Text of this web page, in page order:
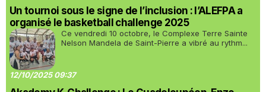
Un tournoi sous le signe de l’inclusion : l’ALEFPA a
organisé le basketball challenge 2025
Ce vendredi 10 octobre, le Complexe Terre Sainte
Nelson Mandela de Saint-Pierre a vibré au rythm...
12/10/2025 09:37